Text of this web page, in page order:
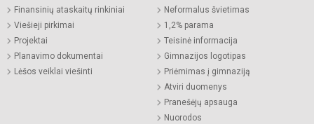
Finansinių ataskaitų rinkiniai
Viešieji pirkimai
Projektai
Planavimo dokumentai
Lėšos veiklai viešinti
Neformalus švietimas
1,2% parama
Teisinė informacija
Gimnazijos logotipas
Priėmimas į gimnaziją
Atviri duomenys
Pranešėjų apsauga
Nuorodos